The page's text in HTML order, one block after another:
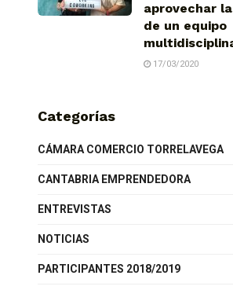
aprovechar
de un equipo
17/03/2020
Categorías
CÁMARA COMERCIO TORRELAVEGA
CANTABRIA EMPRENDEDORA
ENTREVISTAS
NOTICIAS
PARTICIPANTES 2018/2019